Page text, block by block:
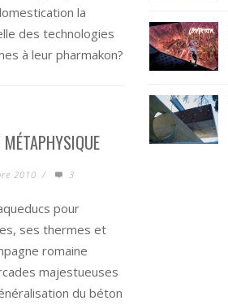
la
des technologies
à leur pharmakon?
2010 / 3
pour
ses thermes et
romaine
majestueuses
du béton